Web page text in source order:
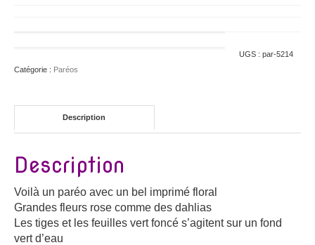
UGS : par-5214
Catégorie : Paréos
Description
Description
Voilà un paréo avec un bel imprimé floral
Grandes fleurs rose comme des dahlias
Les tiges et les feuilles vert foncé s’agitent sur un fond
vert d’eau